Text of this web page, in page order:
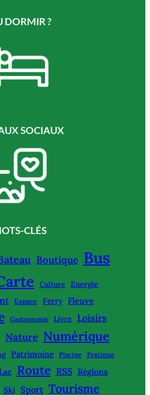
DORMIR ?
SOCIAUX
CLÉS
Boutique Bus
Culture Energie
Espace Ferry Fleuve
Gastronomie Livre Loisirs
Nature Numérique
Patrimoine Piscine Pratique
Route RSS Régions
Ski Sport Tourisme